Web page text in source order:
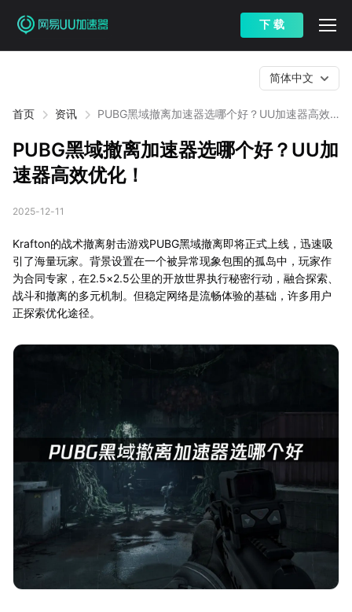
下 载
首页 资讯
PUBG黑域撤离加速器选哪个好？UU加速器高效
简体中文
PUBG黑域撤离加速器选哪个好？UU加
速器高效优化！
2025-12-11
Krafton的战术撤离射击游戏PUBG黑域撤离即将正式上线，迅速吸
引了海量玩家。背景设置在一个被异常现象包围的孤岛中，玩家作
为合同专家，在2.5×2.5公里的开放世界执行秘密行动，融合探索、
战斗和撤离的多元机制。但稳定网络是流畅体验的基础，许多用户
正探索优化途径。